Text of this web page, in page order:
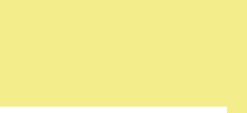
1, av. du Chateau d'eau - 31300 Toulouse